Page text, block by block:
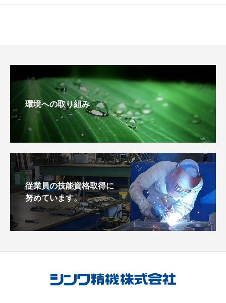
環境への取り組み
従業員の技能資格取得に
努めています。